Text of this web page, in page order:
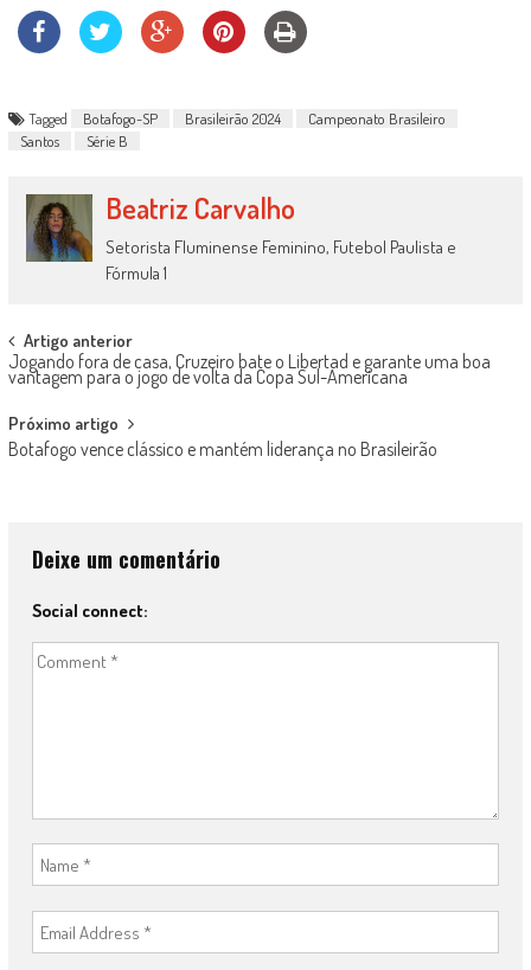
Tagged Botafogo-SP Brasileirão 2024
Campeonato Brasileiro
Santos
Série B
Beatriz Carvalho
Setorista Fluminense Feminino, Futebol Paulista e
Fórmula 1
Post
navigation
Artigo anterior
Jogando fora de casa, Cruzeiro bate o Libertad e garante uma boa
vantagem para o jogo de volta da Copa Sul-Americana
Próximo artigo
Botafogo vence clássico e mantém liderança no Brasileirão
Deixe um comentário
Social connect: